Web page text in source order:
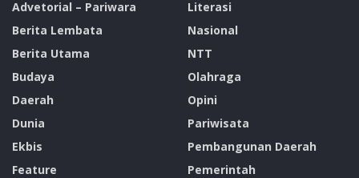
Advetorial – Pariwara
Berita Lembata
Berita Utama
Budaya
Daerah
Dunia
Ekbis
Feature
Literasi
Nasional
NTT
Olahraga
Opini
Pariwisata
Pembangunan Daerah
Pemerintah